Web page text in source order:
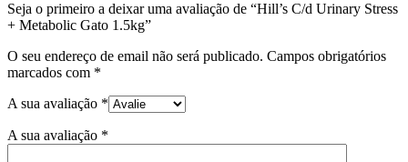
Seja o primeiro a deixar uma avaliação de “Hill’s C/d Urinary Stress
+ Metabolic Gato 1.5kg”
O seu endereço de email não será publicado. Campos obrigatórios
marcados com *
A sua avaliação *
A sua avaliação *